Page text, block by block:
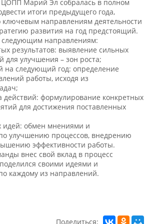
итоги предыдущего года,
направлениям деятельности
развития на год предстоящий.
следующим направлениям:
результатов: выявление сильных
для улучшения – зон роста;
на следующий год: определение
работы, исходя из
действий: формулирование конкретных
для достижения поставленных
обмен мнениями и
улучшению процессов, внедрению
эффективности работы.
внес свой вклад в процесс
своими идеями и
каждому из направлений.